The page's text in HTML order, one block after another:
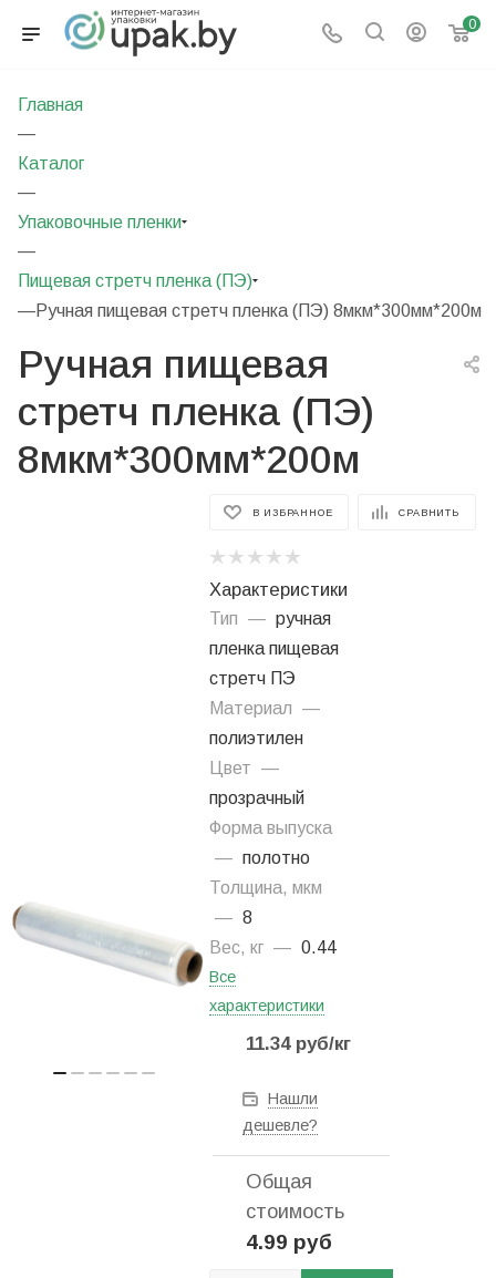
0
Главная
—
Каталог
—
Упаковочные пленки
—
Пищевая стретч пленка (ПЭ)
—Ручная пищевая стретч пленка (ПЭ) 8мкм*300мм*200м
Ручная пищевая
стретч пленка (ПЭ)
8мкм*300мм*200м
В ИЗБРАННОЕ СРАВНИТЬ
Характеристики
Тип — ручная
пленка пищевая
стретч ПЭ
Материал —
полиэтилен
Цвет —
прозрачный
Форма выпуска
— полотно
Толщина, мкм
— 8
Вес, кг — 0.44
Все
характеристики
11.34руб/кг
Нашли
дешевле?
Общая
стоимость
4.99 руб